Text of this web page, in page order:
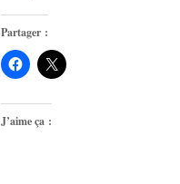
Partager :
J’aime ça :